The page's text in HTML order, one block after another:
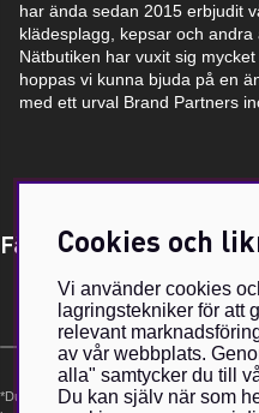
har ända sedan 2015 erbjudit
klädesplagg, kepsar och andra
Nätbutiken har vuxit sig
hoppas vi kunna bjuda på en
med ett urval Brand Partners
Få Magasin Vildmarken
postadress
*Du kan även få erbjudanden och nyheter
Cookies och
Vi använder cookies
lagringstekniker för att
relevant
av vår webbplats.
alla" samtycker du till
Du kan själv när som